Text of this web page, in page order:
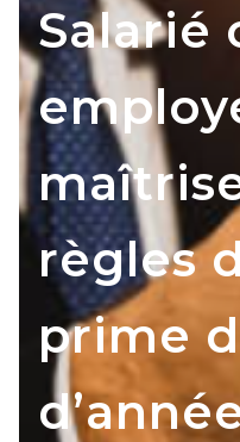
Salarié
règles
prime